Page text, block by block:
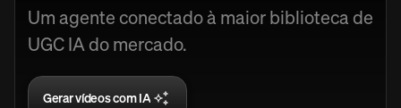
Um agente conectado à maior biblioteca de
UGC IA do mercado.
Gerar vídeos com IA